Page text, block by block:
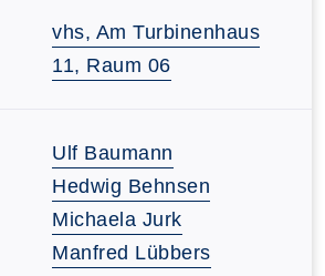
vhs, Am Turbinenhaus
11, Raum 06
Ulf Baumann
Hedwig Behnsen
Michaela Jurk
Manfred Lübbers